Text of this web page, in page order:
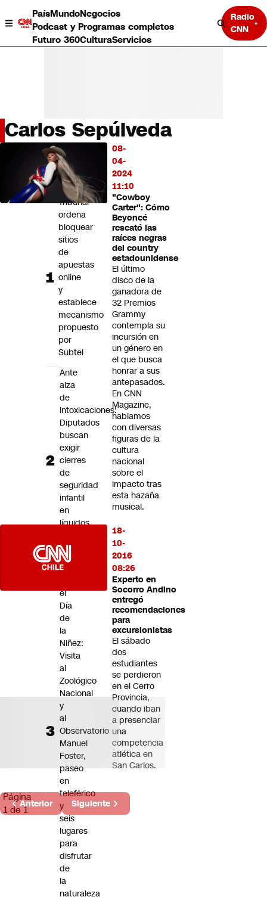
PaísMundoNegocios
Podcast y Programas completos
Futuro 360CulturaServicios
Radio
CNN
País
Negocios
Deportes
Programas completos
CNN tiempo
Futuro 360
Carlos Sepúlveda
08-
04-
2024
11:10
"Cowboy
Carter": Cómo
Beyoncé
rescató las
raíces negras
del country
estadounidense
El último
disco de la
ganadora de
32 Premios
Grammy
contempla su
incursión en
un género en
el que busca
honrar a sus
antepasados.
En CNN
Magazine,
hablamos
con diversas
figuras de la
cultura
nacional
sobre el
impacto tras
esta hazaña
musical.
18-
10-
2016
08:26
Experto en
Socorro Andino
entregó
recomendaciones
para
excursionistas
El sábado
dos
estudiantes
se perdieron
en el Cerro
Provincia,
cuando iban
a presenciar
una
competencia
atlética en
San Carlos.
Página
1 de 1
Anterior Siguiente
LO
MÁS
LEÍDO
Tribunal
ordena
bloquear
sitios
de
apuestas
online
y
establece
mecanismo
propuesto
por
Subtel
Ante
alza
de
intoxicaciones:
Diputados
buscan
exigir
cierres
de
seguridad
infantil
en
líquidos
vapeo
Panoramas
el
Día
de
la
Niñez:
Visita
al
Zoológico
Nacional
y
al
Observatorio
Manuel
Foster,
paseo
en
teleférico
y
seis
lugares
para
disfrutar
de
la
naturaleza